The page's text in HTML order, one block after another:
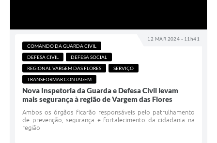
12 MAR 2024 - 11h41
COMANDO DA GUARDA CIVIL
DEFESA CIVIL
DEFESA SOCIAL
REGIONAL VARGEM DAS FLORES
SERVIÇO
TRANSFORMAR CONTAGEM
Nova Inspetoria da Guarda e Defesa Civil levam
mais segurança à região de Vargem das Flores
Ambos os órgãos ficarão responsáveis pelo patrulhamento
de prevenção, segurança e fortalecimento da cidadania na
região